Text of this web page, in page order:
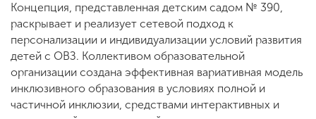
Концепция, представленная детским садом № 390,
раскрывает и реализует сетевой подход к
персонализации и индивидуализации условий развития
детей с ОВЗ. Коллективом образовательной
организации создана эффективная вариативная модель
инклюзивного образования в условиях полной и
частичной инклюзии, средствами интерактивных и